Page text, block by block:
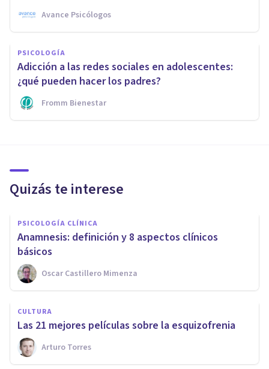
Avance Psicólogos
PSICOLOGÍA
Adicción a las redes sociales en adolescentes:
¿qué pueden hacer los padres?
Fromm Bienestar
Quizás te interese
PSICOLOGÍA CLÍNICA
​Anamnesis: definición y 8 aspectos clínicos
básicos
Oscar Castillero Mimenza
CULTURA
Las 21 mejores películas sobre la esquizofrenia
Arturo Torres